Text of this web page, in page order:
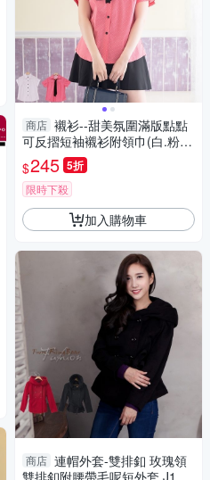
商店 襯衫--甜美氛圍滿版點點
可反摺短袖襯衫附領巾(白.粉M-
2L)-H105眼圈熊中大尺碼
$245 5折
限時下殺
加入購物車
商店 連帽外套-雙排釦 玫瑰領